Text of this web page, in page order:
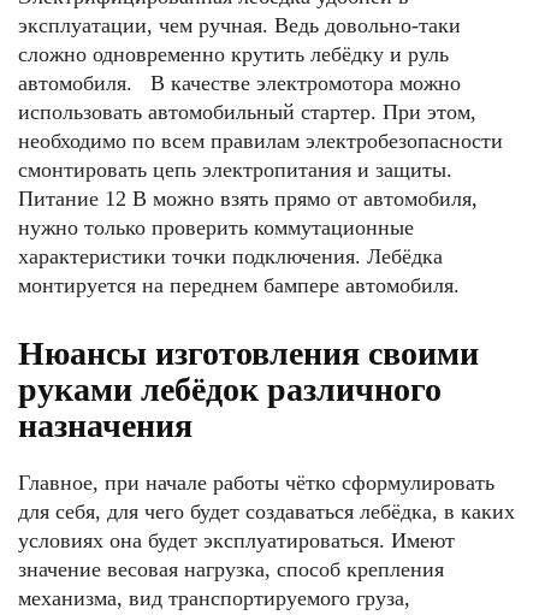
эксплуатации, чем ручная. Ведь довольно-таки
сложно одновременно крутить лебёдку и руль
автомобиля. В качестве электромотора можно
использовать автомобильный стартер. При этом,
необходимо по всем правилам электробезопасности
смонтировать цепь электропитания и защиты.
Питание 12 В можно взять прямо от автомобиля,
нужно только проверить коммутационные
характеристики точки подключения. Лебёдка
монтируется на переднем бампере автомобиля.
Нюансы изготовления своими
руками лебёдок различного
назначения
Главное, при начале работы чётко сформулировать
для себя, для чего будет создаваться лебёдка, в каких
условиях она будет эксплуатироваться. Имеют
значение весовая нагрузка, способ крепления
механизма, вид транспортируемого груза,